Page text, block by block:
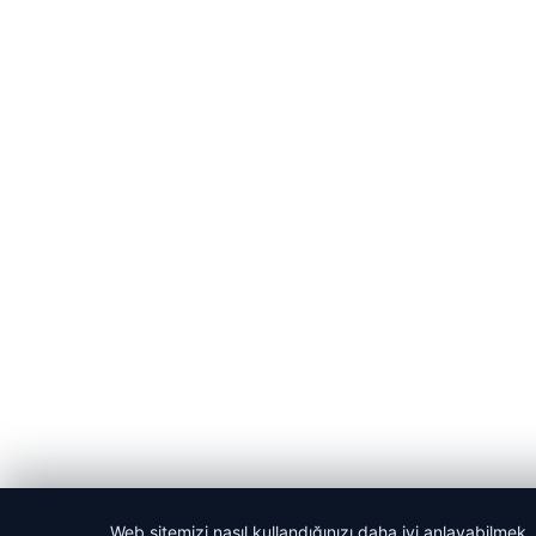
Web sitemizi nasıl kullandığınızı daha iyi